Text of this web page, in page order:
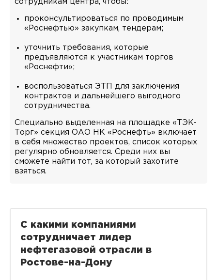
сотрудникам центра, чтобы:
проконсультироваться по проводимым
«Роснефтью» закупкам, тендерам;
уточнить требования, которые
предъявляются к участникам торгов
«Роснефти»;
воспользоваться ЭТП для заключения
контрактов и дальнейшего выгодного
сотрудничества.
Специально выделенная на площадке «ТЭК-
Торг» секция ОАО НК «Роснефть» включает
в себя множество проектов, список которых
регулярно обновляется. Среди них вы
сможете найти тот, за который захотите
взяться.
С какими компаниями
сотрудничает лидер
нефтегазовой отрасли в
Ростове-на-Дону